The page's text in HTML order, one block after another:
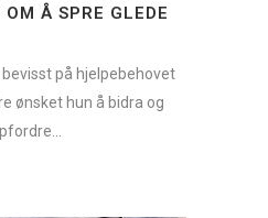
Å SPRE GLEDE
på hjelpebehovet
ønsket hun å bidra og